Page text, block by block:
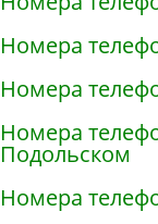
Номера
Номера
Номера
Подольском
Номера